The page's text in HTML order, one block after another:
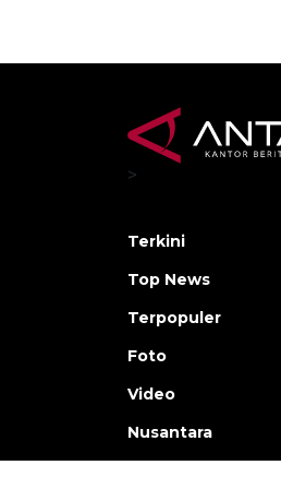
>
Terkini
Top News
Terpopuler
Foto
Video
Nusantara